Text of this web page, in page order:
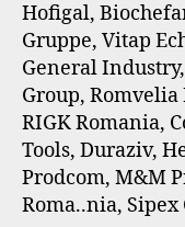
Hofigal,
Gruppe, Vitap
General
Group,
RIGK Romania,
Tools, Duraziv,
Prodcom, M&M
Roma..nia, Sipex